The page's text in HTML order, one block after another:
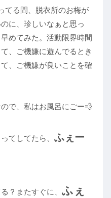
てる間、脱衣所のお梅が
に、珍しいなぁと思っ
めてみた。活動限界時間
、ご機嫌に遊んでるとき
、ご機嫌が良いことを確
で、私はお風呂にごー💨
てしてたら、 ふぇー
？またすぐに、 ふぇ